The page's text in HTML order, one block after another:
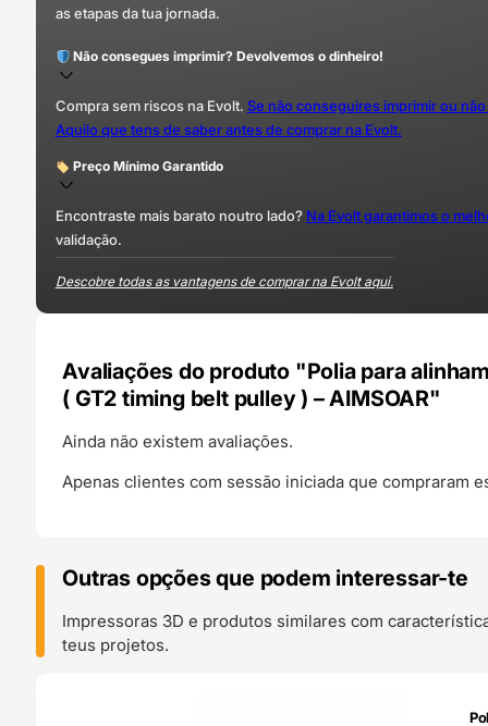
as etapas da tua jornada.
Não consegues imprimir? Devolvemos o dinheiro!
Compra sem riscos na Evolt. Se não conseguires imprimir ou
Aquilo que tens de saber antes de comprar na Evolt.
Preço Mínimo Garantido
Encontraste mais barato noutro lado? Na Evolt garantimos o
validação.
Descobre todas as vantagens de comprar na Evolt aqui.
Avaliações do produto "Polia para
( GT2 timing belt pulley ) – AIMSOAR"
Ainda não existem avaliações.
Apenas clientes com sessão iniciada que compraram
Outras opções que podem interessar-te
Impressoras 3D e produtos similares com
teus projetos.